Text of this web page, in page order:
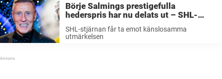
Börje Salmings prestigefulla
hederspris har nu delats ut – SHL-
stjärnan får känslosamma utmärkelsen
SHL-stjärnan får ta emot känslosamma
utmärkelsen